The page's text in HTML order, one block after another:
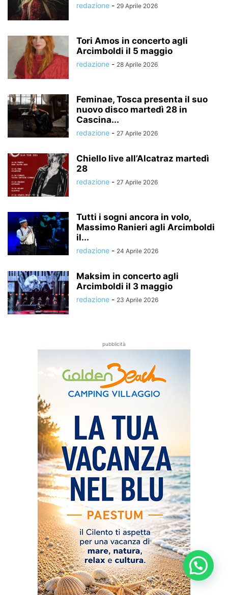
redazione - 29 Aprile 2026
Tori Amos in concerto agli
Arcimboldi il 5 maggio
redazione - 28 Aprile 2026
Feminae, Tosca presenta il suo
nuovo disco martedì 28 in
Cascina...
redazione - 27 Aprile 2026
Chiello live all’Alcatraz martedì
28
redazione - 27 Aprile 2026
Tutti i sogni ancora in volo,
Massimo Ranieri agli Arcimboldi
il...
redazione - 24 Aprile 2026
Maksim in concerto agli
Arcimboldi il 3 maggio
redazione - 23 Aprile 2026
pubblicità